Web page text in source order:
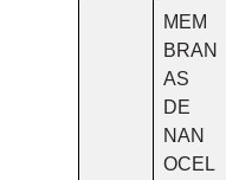
MEM
BRAN
AS
DE
NAN
OCEL